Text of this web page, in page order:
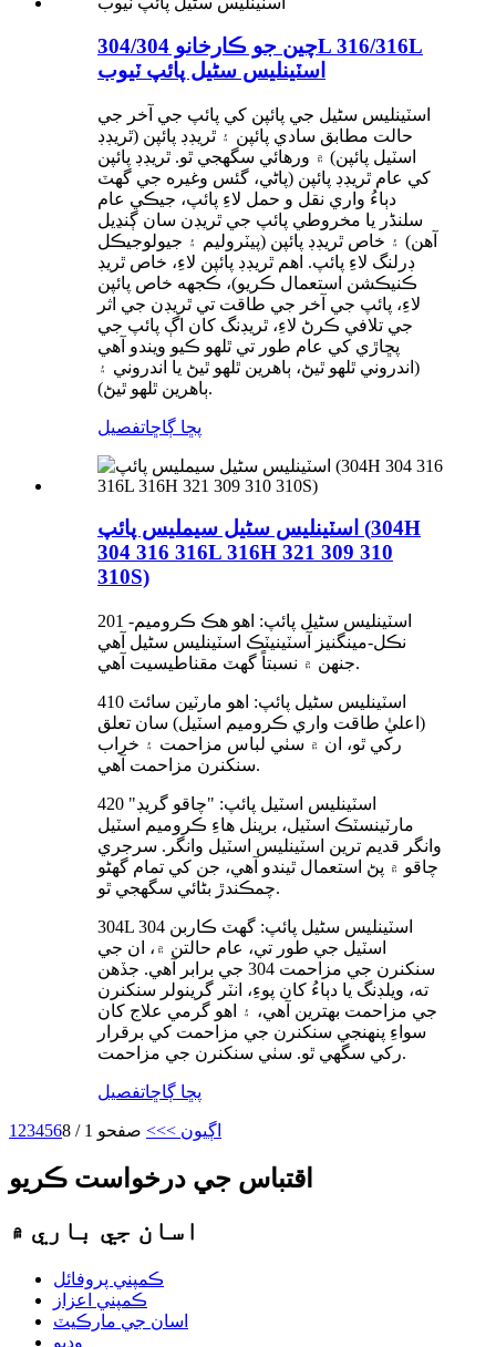
چين جو ڪارخانو 304/304L 316/316L
اسٽينلیس سٹیل پائپ ٽيوب
اسٽينلیس سٹیل جي پائپن کي پائپ جي آخر جي
حالت مطابق سادي پائپن ۽ ٿريڊڊ پائپن (ٿريڊڊ
اسٽيل پائپن) ۾ ورهائي سگهجي ٿو. ٿريڊڊ پائپن
کي عام ٿريڊڊ پائپن (پاڻي، گئس وغيره جي گهٽ
دٻاءُ واري نقل و حمل لاءِ پائپ، جيڪي عام
سلنڈر يا مخروطي پائپ جي ٿريڊن سان ڳنڍيل
آهن) ۽ خاص ٿريڊڊ پائپن (پيٽروليم ۽ جيولوجيڪل
ڊرلنگ لاءِ پائپ. اهم ٿريڊڊ پائپن لاءِ، خاص ٿريڊ
ڪنيڪشن استعمال ڪريو)، ڪجهه خاص پائپن
لاءِ، پائپ جي آخر جي طاقت تي ٿريڊن جي اثر
جي تلافي ڪرڻ لاءِ، ٿريڊنگ کان اڳ پائپ جي
پڇاڙي کي عام طور تي ٿلهو ڪيو ويندو آهي
(اندروني ٿلهو ٿيڻ، ٻاهرين ٿلهو ٿيڻ يا اندروني ۽
ٻاهرين ٿلهو ٿيڻ).
پڇا ڳاڇاتفصيل
اسٽينلیس سٹیل سيملیس پائپ (304H
304 316 316L 316H 321 309 310
310S)
201 اسٽينلیس سٹیل پائپ: اهو هڪ ڪروميم-
نڪل-مينگنيز آسٽينيٽڪ اسٽينلیس سٹیل آهي
جنهن ۾ نسبتاً گهٽ مقناطيسيت آهي.
410 اسٽينلیس سٹیل پائپ: اهو مارٽين سائٽ
(اعليٰ طاقت واري ڪروميم اسٽيل) سان تعلق
رکي ٿو، ان ۾ سٺي لباس مزاحمت ۽ خراب
سنکنرن مزاحمت آهي.
420 اسٽينلیس اسٽيل پائپ: "چاقو گريڊ"
مارٽينسٽڪ اسٽيل، برينل هاءِ ڪروميم اسٽيل
وانگر قديم ترين اسٽينلیس اسٽيل وانگر. سرجري
چاقو ۾ پڻ استعمال ٿيندو آهي، جن کي تمام گهڻو
چمڪندڙ بڻائي سگهجي ٿو.
304L اسٽينلیس سٹیل پائپ: گهٽ ڪاربن 304
اسٽيل جي طور تي، عام حالتن ۾، ان جي
سنکنرن جي مزاحمت 304 جي برابر آهي. جڏهن
ته، ويلڊنگ يا دٻاءُ کان پوءِ، انٽر گرينولر سنکنرن
جي مزاحمت بهترين آهي، ۽ اهو گرمي علاج کان
سواءِ پنهنجي سنکنرن جي مزاحمت کي برقرار
رکي سگهي ٿو. سٺي سنکنرن جي مزاحمت.
پڇا ڳاڇاتفصيل
1 23456 اڳيون >>> صفحو 1 / 8
اقتباس جي درخواست ڪريو
اسان جي باري ۾
ڪمپني پروفائل
ڪمپني اعزاز
اسان جي مارڪيٽ
وڊيو